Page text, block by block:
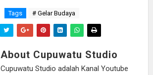
Tags # Gelar Budaya
About Cupuwatu Studio
Cupuwatu Studio adalah Kanal Youtube